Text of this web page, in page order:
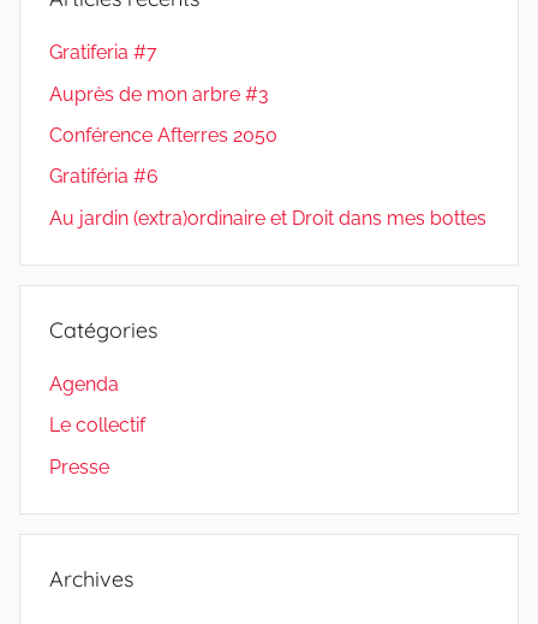
Gratiferia #7
Auprès de mon arbre #3
Conférence Afterres 2050
Gratiféria #6
Au jardin (extra)ordinaire et Droit dans mes bottes
Catégories
Agenda
Le collectif
Presse
Archives